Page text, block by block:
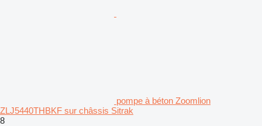
pompe à béton Zoomlion
ZLJ5440THBKF sur châssis Sitrak
8